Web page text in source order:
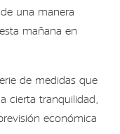
una manera
mañana en
de medidas que
cierta tranquilidad,
económica